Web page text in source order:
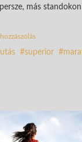
más
superior